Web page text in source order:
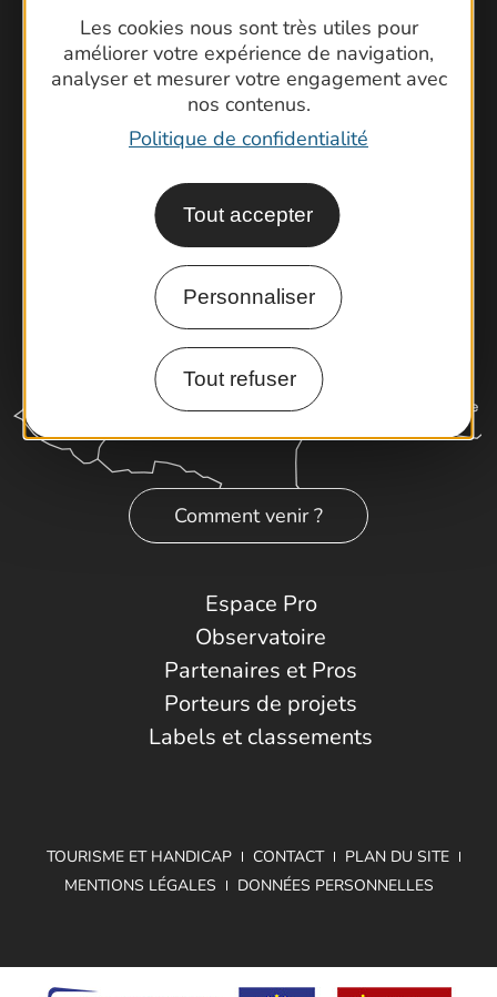
Les cookies nous sont très utiles pour
améliorer votre expérience de navigation,
analyser et mesurer votre engagement avec
nos contenus.
Politique de confidentialité
Tout accepter
Personnaliser
Tout refuser
Contactez-nous !
Foire aux questions
Brochures
Cartoguides et Topoguides
Latitude Gard
Comment venir ?
Espace Pro
Observatoire
Partenaires et Pros
Porteurs de projets
Labels et classements
TOURISME ET HANDICAP CONTACT
PLAN DU SITE
MENTIONS LÉGALES
DONNÉES PERSONNELLES